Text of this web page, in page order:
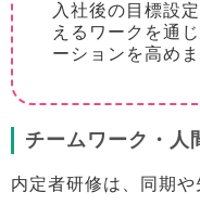
入社後の目標設
えるワークを通
ーションを高めま
チームワーク・人
内定者研修は、同期